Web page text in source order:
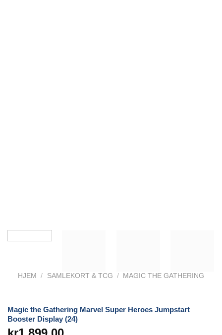
HJEM / SAMLEKORT & TCG / MAGIC THE GATHERING
Magic the Gathering Marvel Super Heroes Jumpstart
Booster Display (24)